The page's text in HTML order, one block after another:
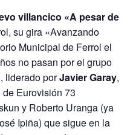
villancico «A pesar de
su gira «Avanzando
Municipal de Ferrol el
no pasan por el grupo
liderado porJavier Garay,
Eurovisión 73
y Roberto Uranga (ya
Ipiña) que sigue en la